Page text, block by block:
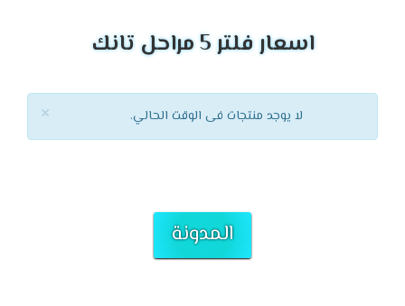
اسعار فلتر 5 مراحل تانك
× لا يوجد منتجات فى الوقت الحالي.
المدونة